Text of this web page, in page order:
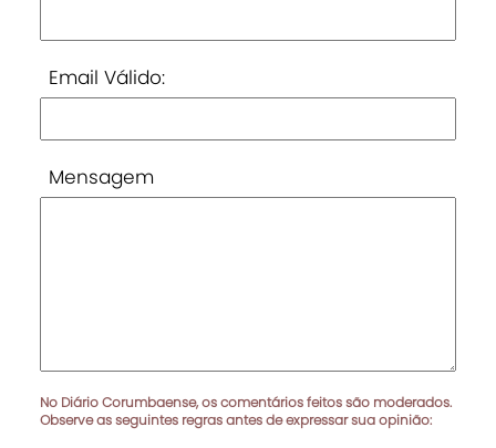
Email Válido:
Mensagem
No Diário Corumbaense, os comentários feitos são moderados.
Observe as seguintes regras antes de expressar sua opinião: